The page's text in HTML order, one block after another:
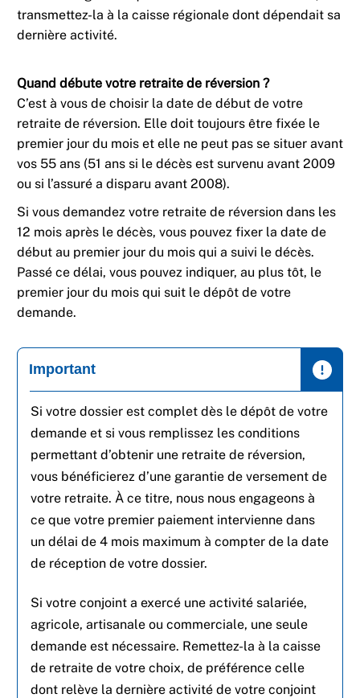
transmettez-la à la caisse régionale dont dépendait sa
dernière activité.
Quand débute votre retraite de réversion ?
C’est à vous de choisir la date de début de votre
retraite de réversion. Elle doit toujours être fixée le
premier jour du mois et elle ne peut pas se situer avant
vos 55 ans (51 ans si le décès est survenu avant 2009
ou si l’assuré a disparu avant 2008).
Si vous demandez votre retraite de réversion dans les
12 mois après le décès, vous pouvez fixer la date de
début au premier jour du mois qui a suivi le décès.
Passé ce délai, vous pouvez indiquer, au plus tôt, le
premier jour du mois qui suit le dépôt de votre
demande.
Important
Si votre dossier est complet dès le dépôt de votre
demande et si vous remplissez les conditions
permettant d’obtenir une retraite de réversion,
vous bénéficierez d’une garantie de versement de
votre retraite. À ce titre, nous nous engageons à
ce que votre premier paiement intervienne dans
un délai de 4 mois maximum à compter de la date
de réception de votre dossier.
Si votre conjoint a exercé une activité salariée,
agricole, artisanale ou commerciale, une seule
demande est nécessaire. Remettez-la à la caisse
de retraite de votre choix, de préférence celle
dont relève la dernière activité de votre conjoint